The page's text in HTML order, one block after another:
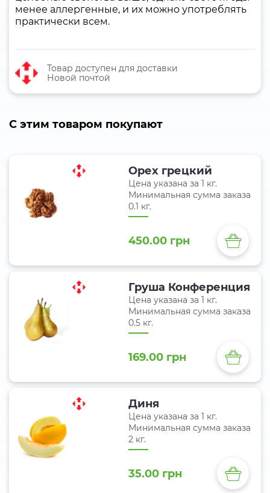
менее аллергенные, и их можно употреблять
практически всем.
Товар доступен для доставки
Новой почтой
C этим товаром покупают
Орех грецкий
Цена указана за 1 кг.
Минимальная сумма заказа
0.1 кг.
450.00 грн
Груша Конференция
Цена указана за 1 кг.
Минимальная сумма заказа
0.5 кг.
169.00 грн
Диня
Цена указана за 1 кг.
Минимальная сумма заказа
2 кг.
35.00 грн